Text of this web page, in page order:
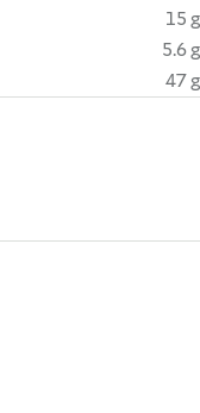
15 g
5.6 g
47 g